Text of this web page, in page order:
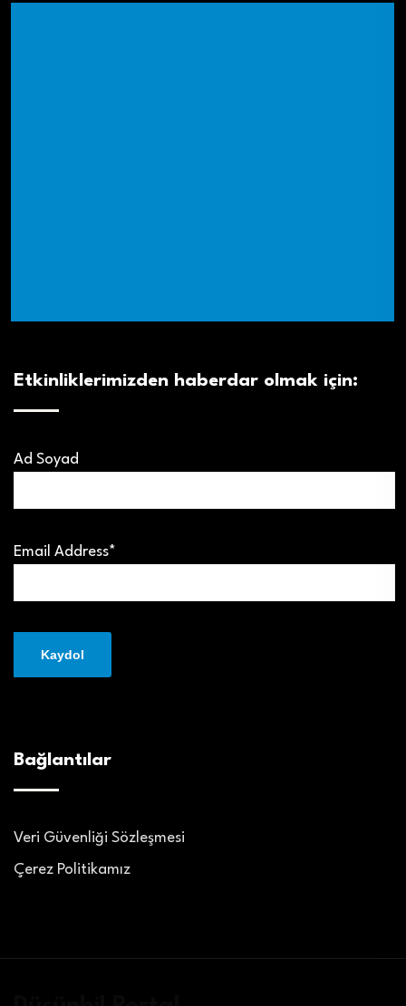
Etkinliklerimizden haberdar olmak için:
Ad Soyad
Email Address*
Bağlantılar
Veri Güvenliği Sözleşmesi
Çerez Politikamız